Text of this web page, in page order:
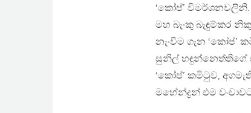
‘කෝප්’ විමර්ශනවලිනි.
මහ බැංකු බැඳුම්කර
නැංවීම ගැන
සුනිල් හඳුන්නෙත්තිගේ
‘කෝප්’ කමිටුව,
මහේන්ද්‍රන් එම